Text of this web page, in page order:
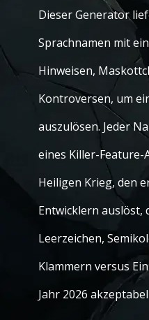
Dieser Generator
Sprachnamen mit
Hinweisen,
Kontroversen, um
auszulösen. Jeder
eines Killer-
Heiligen Krieg, den
Entwicklern auslöst,
Leerzeichen,
Klammern versus
Jahr 2026